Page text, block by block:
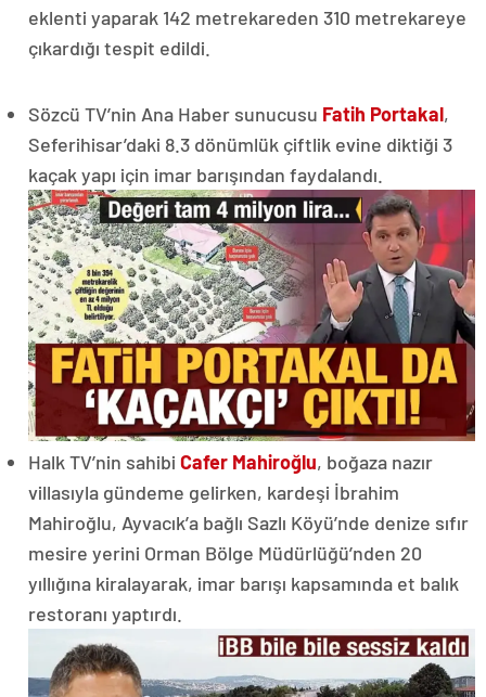
eklenti yaparak 142 metrekareden 310 metrekareye
çıkardığı tespit edildi.
Sözcü TV’nin Ana Haber sunucusu Fatih Portakal,
Seferihisar’daki 8.3 dönümlük çiftlik evine diktiği 3
kaçak yapı için imar barışından faydalandı.
Halk TV’nin sahibi Cafer Mahiroğlu, boğaza nazır
villasıyla gündeme gelirken, kardeşi İbrahim
Mahiroğlu, Ayvacık’a bağlı Sazlı Köyü’nde denize sıfır
mesire yerini Orman Bölge Müdürlüğü’nden 20
yıllığına kiralayarak, imar barışı kapsamında et balık
restoranı yaptırdı.